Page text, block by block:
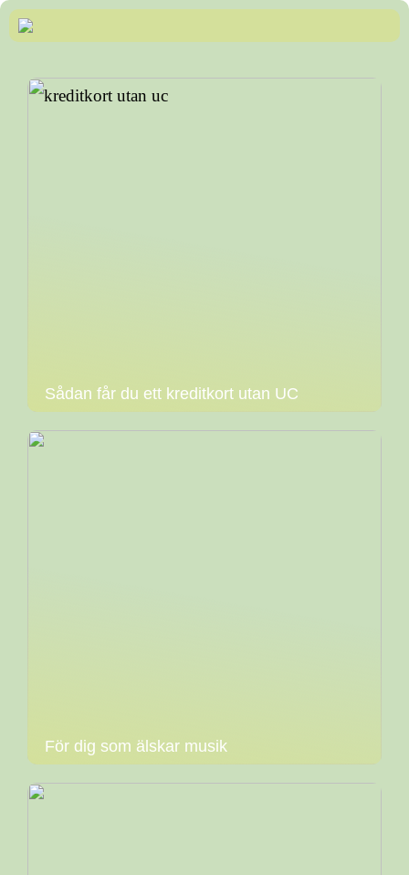
Sådan får du ett kreditkort utan UC
För dig som älskar musik